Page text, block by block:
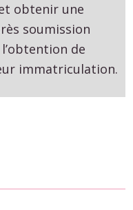
obtenir une
soumission
l’obtention de
immatriculation.